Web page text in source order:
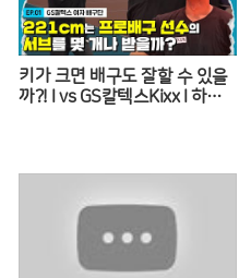
키가 크면 배구도 잘할 수 있을
까?! l vs GS칼텍스Kixx l 하태